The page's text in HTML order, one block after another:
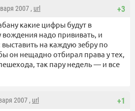
+3
2007 , url
какие цифры будут в
вождения надо прививать, и
на каждую зебру по
он нещадно отбирал права у тех,
так пару недель — и все
+1
2007 , url